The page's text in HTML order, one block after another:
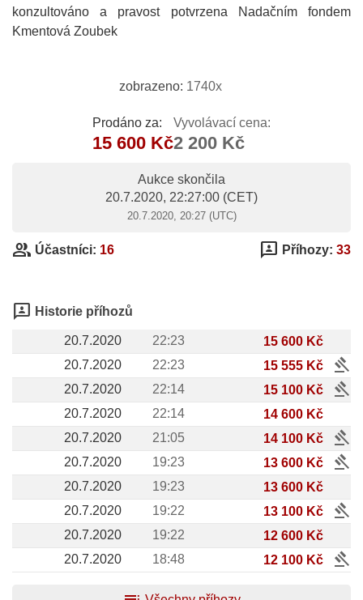
konzultováno a pravost potvrzena Nadačním fondem
Kmentová Zoubek
zobrazeno: 1740x
Prodáno za:
15 600 Kč
Vyvolávací cena:
2 200 Kč
Aukce skončila
20.7.2020, 22:27:00 (CET)
20.7.2020, 20:27 (UTC)
group Účastníci: 16 3p Příhozy: 33
3p Historie příhozů
20.7.2020 22:23
15 600 Kč
20.7.2020
22:23 15 555 Kč gavel
20.7.2020 22:14 15 100 Kč gavel
20.7.2020 22:14
14 600 Kč
20.7.2020
21:05 14 100 Kč gavel
20.7.2020 19:23 13 600 Kč gavel
20.7.2020 19:23
13 600 Kč
20.7.2020
19:22 13 100 Kč gavel
20.7.2020 19:22
12 600 Kč
20.7.2020
18:48 12 100 Kč
gavel